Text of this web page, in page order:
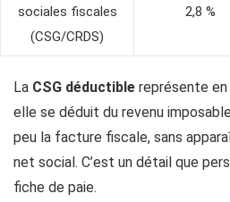
sociales fiscales
(CSG/CRDS)
2,8 %
La CSG déductible représente en
elle se déduit du revenu
peu la facture fiscale, sans
net social. C’est un détail que
fiche de paie.